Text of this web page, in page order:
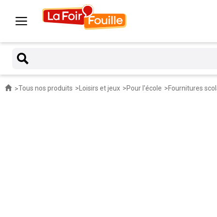
Tous nos produits Loisirs et jeux Pour l'école Fournitures